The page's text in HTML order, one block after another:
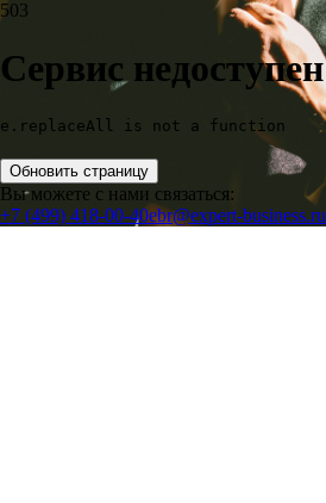
503
Сервис недоступен
e.replaceAll is not a function
Обновить страницу
Вы можете с нами связаться:
+7 (499) 418-00-40ebr@expert-business.ru